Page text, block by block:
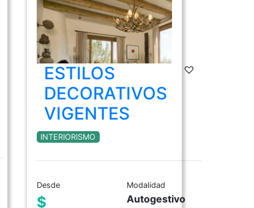
ESTILOS
DECORATIVOS
VIGENTES
INTERIORISMO
Desde
$
Modalidad
Autogestivo